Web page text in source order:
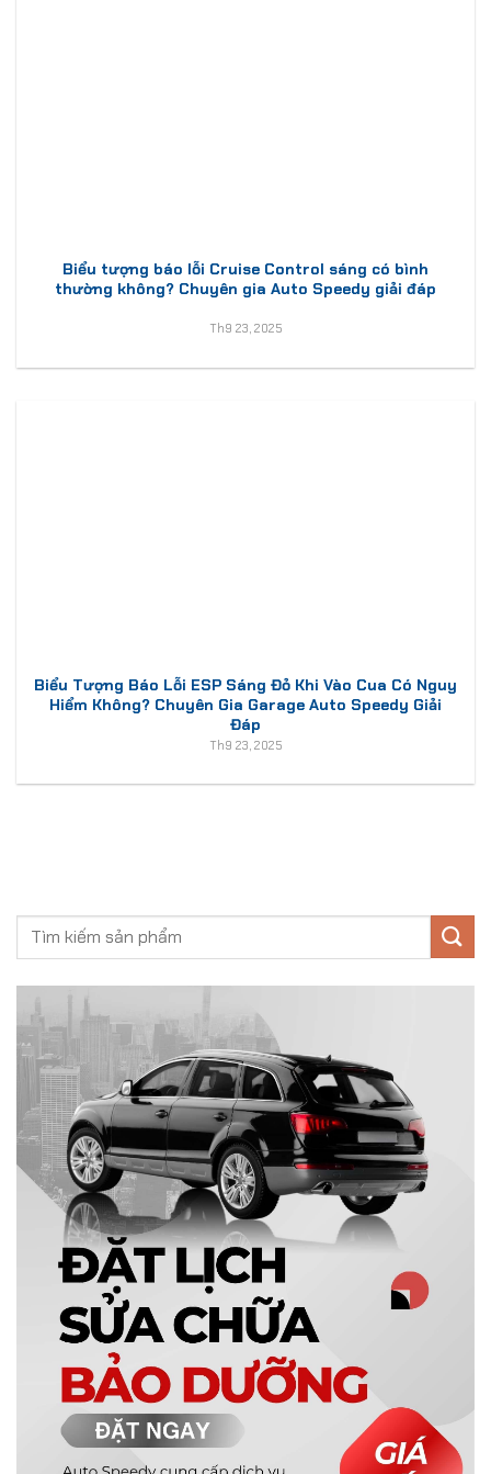
Biểu tượng báo lỗi Cruise Control sáng có bình
thường không? Chuyên gia Auto Speedy giải đáp
Th9 23, 2025
Biểu Tượng Báo Lỗi ESP Sáng Đỏ Khi Vào Cua Có Nguy
Hiểm Không? Chuyên Gia Garage Auto Speedy Giải
Đáp
Th9 23, 2025